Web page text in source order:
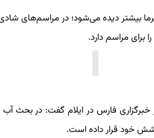
بیشتر دیده می‌شود؛ در مراسم‌های
برای مراسم دارد.
خبرگزاری فارس در ایلام گفت: در